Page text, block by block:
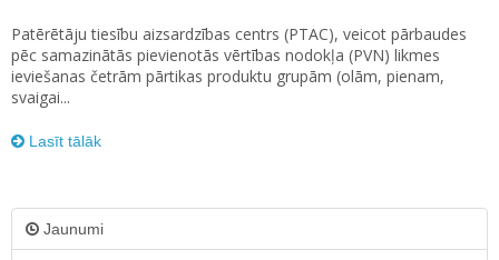
Patērētāju tiesību aizsardzības centrs (PTAC), veicot pārbaudes
pēc samazinātās pievienotās vērtības nodokļa (PVN) likmes
ieviešanas četrām pārtikas produktu grupām (olām, pienam,
svaigai...
Lasīt tālāk
Jaunumi